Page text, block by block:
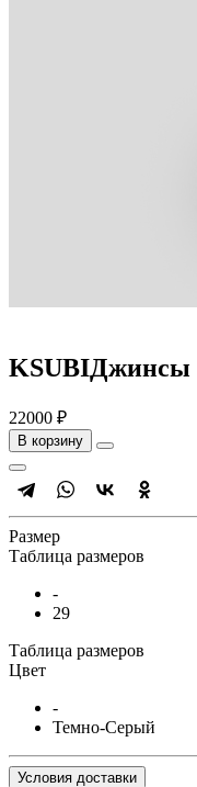
KSUBIДжинсы
22000 ₽
В корзину
Размер
Таблица размеров
-
29
Таблица размеров
Цвет
-
Темно-Серый
Условия доставки